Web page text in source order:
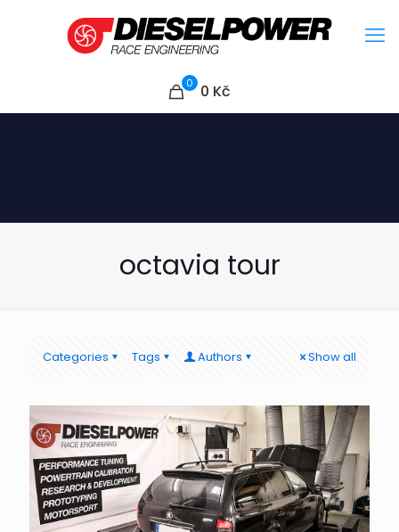
0 0 Kč
octavia tour
Categories Tags Authors Show all